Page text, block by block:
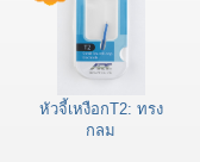
หัวจี้เหงือกT2: ทรง
กลม